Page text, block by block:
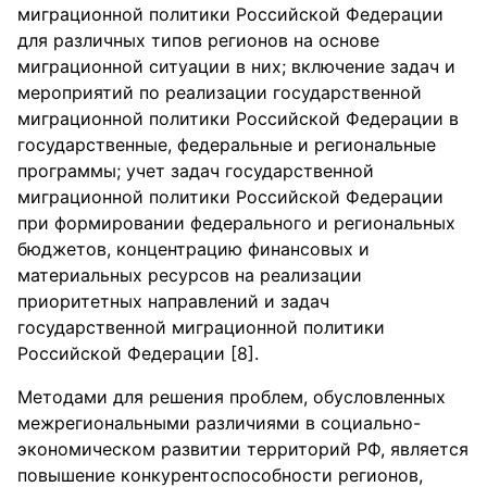
миграционной политики Российской Федерации
для различных типов регионов на основе
миграционной ситуации в них; включение задач и
мероприятий по реализации государственной
миграционной политики Российской Федерации в
государственные, федеральные и региональные
программы; учет задач государственной
миграционной политики Российской Федерации
при формировании федерального и региональных
бюджетов, концентрацию финансовых и
материальных ресурсов на реализации
приоритетных направлений и задач
государственной миграционной политики
Российской Федерации [8].
Методами для решения проблем, обусловленных
межрегиональными различиями в социально-
экономическом развитии территорий РФ, является
повышение конкурентоспособности регионов,